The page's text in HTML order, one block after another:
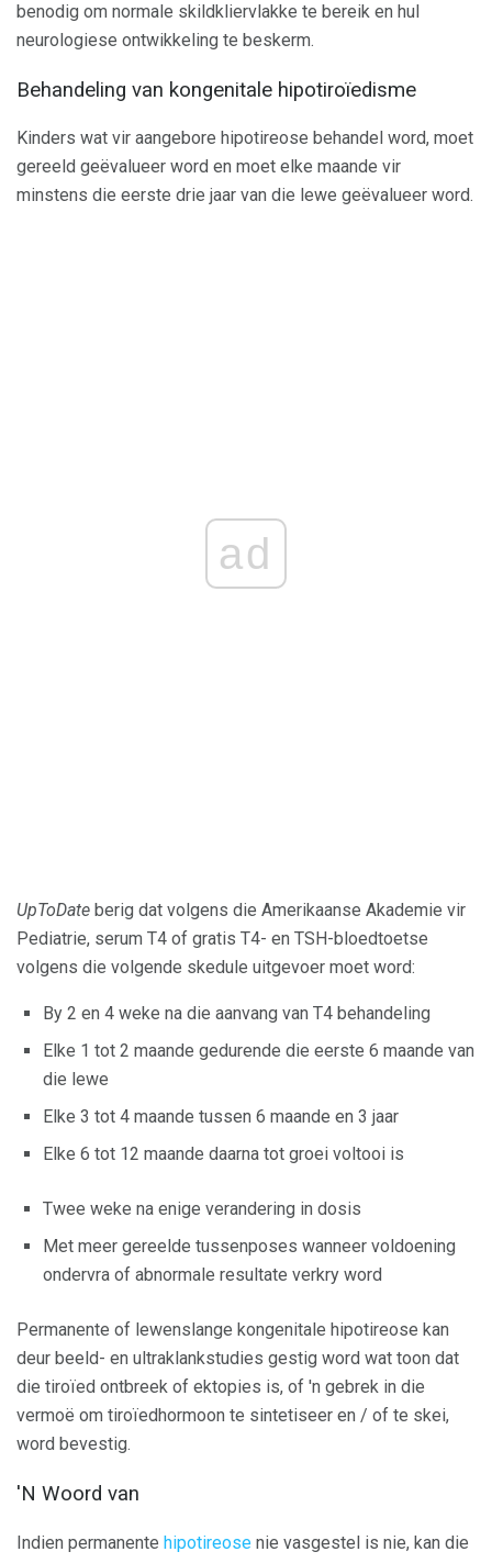
benodig om normale skildkliervlakke te bereik en hul
neurologiese ontwikkeling te beskerm.
Behandeling van kongenitale hipotiroïedisme
Kinders wat vir aangebore hipotireose behandel word, moet
gereeld geëvalueer word en moet elke maande vir
minstens die eerste drie jaar van die lewe geëvalueer word.
ad
UpToDate berig dat volgens die Amerikaanse Akademie vir
Pediatrie, serum T4 of gratis T4- en TSH-bloedtoetse
volgens die volgende skedule uitgevoer moet word:
By 2 en 4 weke na die aanvang van T4 behandeling
Elke 1 tot 2 maande gedurende die eerste 6 maande van
die lewe
Elke 3 tot 4 maande tussen 6 maande en 3 jaar
Elke 6 tot 12 maande daarna tot groei voltooi is
Twee weke na enige verandering in dosis
Met meer gereelde tussenposes wanneer voldoening
ondervra of abnormale resultate verkry word
Permanente of lewenslange kongenitale hipotireose kan
deur beeld- en ultraklankstudies gestig word wat toon dat
die tiroïed ontbreek of ektopies is, of 'n gebrek in die
vermoë om tiroïedhormoon te sintetiseer en / of te skei,
word bevestig.
'N Woord van
Indien permanente hipotireose nie vasgestel is nie, kan die